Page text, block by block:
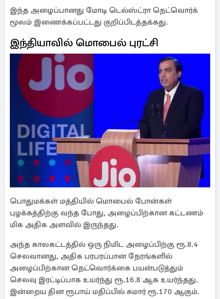
இந்த அழைப்பானது மோடி டெல்ஸ்ட்ரா நெட்வொர்க்
மூலம் இணைக்கப்பட்டது குறிப்பிடத்தக்கது.
இந்தியாவில் மொபைல் புரட்சி
பொதுமக்கள் மத்தியில் மொபைல் போன்கள்
புழக்கத்திற்கு வந்த போது, அழைப்பிற்கான கட்டணம்
மிக அதிக அளவில் இருந்தது.
அந்த காலகட்டத்தில் ஒரு நிமிட அழைப்பிற்கு ரூ.8.4
செலவானது, அதிக பரபரப்பான நேரங்களில்
அழைப்பிற்கான நெட்வொர்க்கை பயன்படுத்தும்
செலவு இரட்டிப்பாக உயர்ந்து ரூ.16.8 ஆக உயர்ந்தது.
இன்றைய தின ரூபாய் மதிப்பில் சுமார் ரூ.170 ஆகும்.